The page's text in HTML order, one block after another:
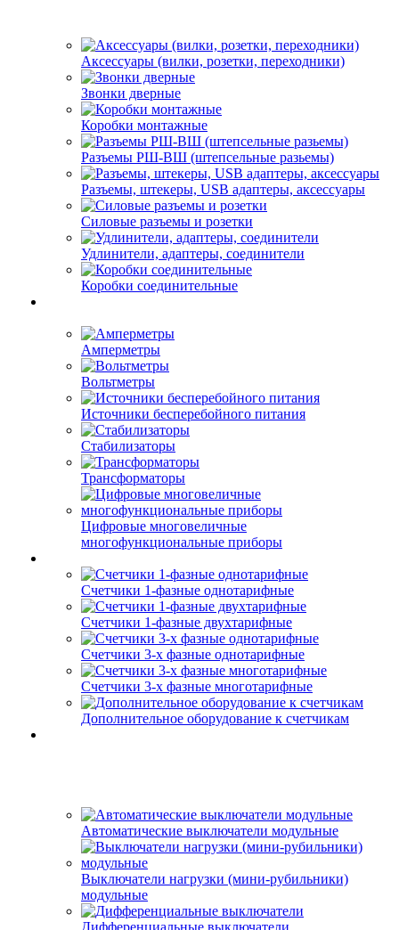
Аксессуары (вилки, розетки, переходники)
Звонки дверные
Коробки монтажные
Разъемы РШ-ВШ (штепсельные разьемы)
Разъемы, штекеры, USB адаптеры, аксессуары
Силовые разъемы и розетки
Удлинители, адаптеры, соединители
Коробки соединительные
Амперметры
Вольтметры
Источники бесперебойного питания
Стабилизаторы
Трансформаторы
Цифровые многовеличные
многофункциональные приборы
Счетчики 1-фазные однотарифные
Счетчики 1-фазные двухтарифные
Счетчики 3-х фазные однотарифные
Счетчики 3-х фазные многотарифные
Дополнительное оборудование к счетчикам
Автоматические выключатели модульные
Выключатели нагрузки (мини-рубильники)
модульные
Дифференциальные выключатели